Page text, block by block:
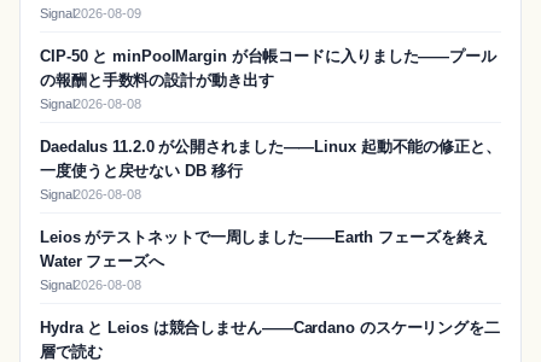
Signal2026-08-09
CIP-50 と minPoolMargin が台帳コードに入りました——プール
の報酬と手数料の設計が動き出す
Signal2026-08-08
Daedalus 11.2.0 が公開されました——Linux 起動不能の修正と、
一度使うと戻せない DB 移行
Signal2026-08-08
Leios がテストネットで一周しました——Earth フェーズを終え
Water フェーズへ
Signal2026-08-08
Hydra と Leios は競合しません——Cardano のスケーリングを二
層で読む